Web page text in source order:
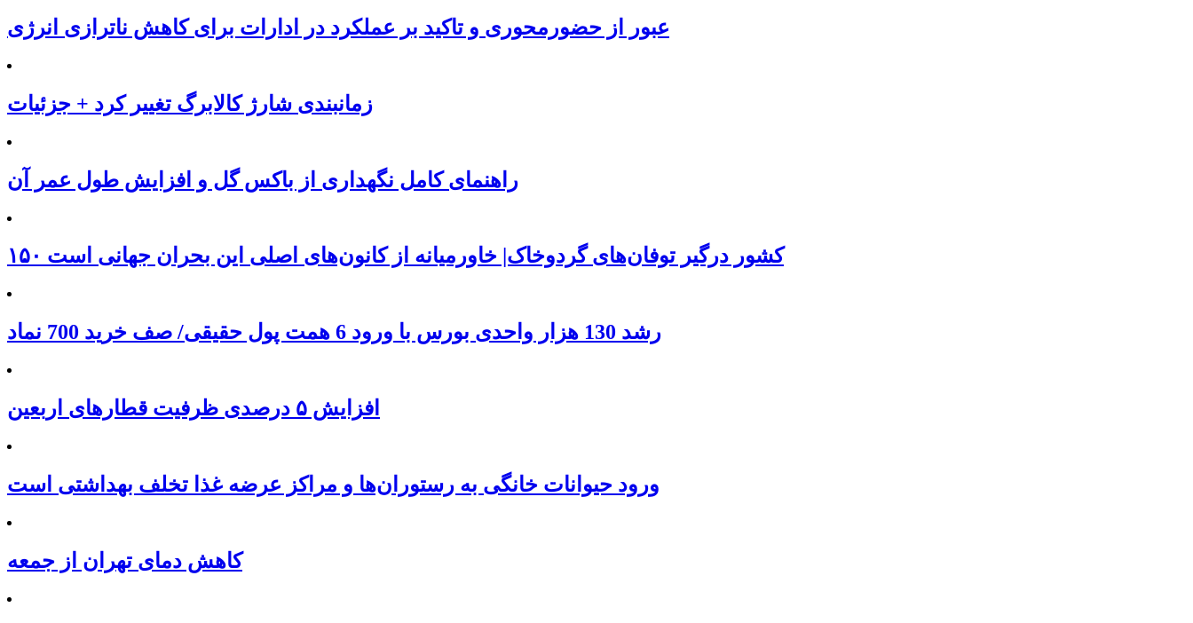
عبور از حضورمحوری و تاکید بر عملکرد در ادارات برای کاهش ناترازی انرژی
زمانبندی شارژ کالابرگ تغییر کرد + جزئیات
راهنمای کامل نگهداری از باکس گل و افزایش طول عمر آن
۱۵۰ کشور درگیر توفان‌های گردوخاک| خاورمیانه از کانون‌های اصلی این بحران جهانی است
رشد 130 هزار واحدی بورس با ورود 6 همت پول حقیقی/ صف خرید 700 نماد
افزایش ۵ درصدی ظرفیت قطارهای اربعین
ورود حیوانات خانگی به رستوران‌ها و مراکز عرضه غذا تخلف بهداشتی است
کاهش دمای تهران از جمعه